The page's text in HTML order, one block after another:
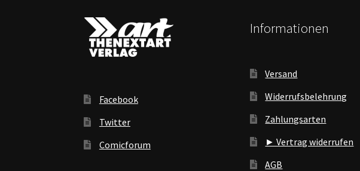
Facebook
Twitter
Comicforum
Informationen
Versand
Widerrufsbelehrung
Zahlungsarten
► Vertrag widerrufen
AGB